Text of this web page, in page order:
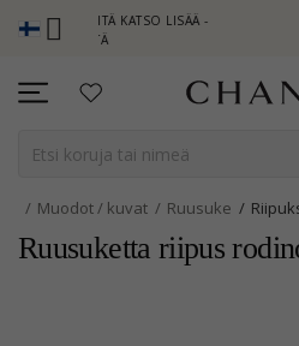
KATSO LISÄÄ -
TÄSTÄ
Muodot / kuvat Ruusuke
Ruusuketta riipus